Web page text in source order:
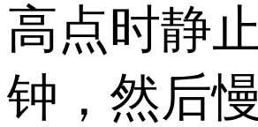
高点时静
钟，然后